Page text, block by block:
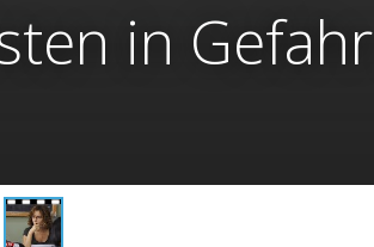
in Gefahr